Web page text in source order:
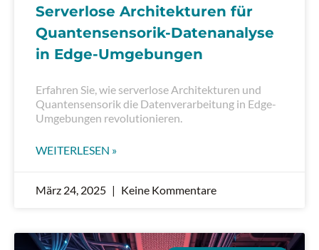
Serverlose Architekturen für
Quantensensorik-Datenanalyse
in Edge-Umgebungen
Erfahren Sie, wie serverlose Architekturen und
Quantensensorik die Datenverarbeitung in Edge-
Umgebungen revolutionieren.
WEITERLESEN »
März 24, 2025 Keine Kommentare